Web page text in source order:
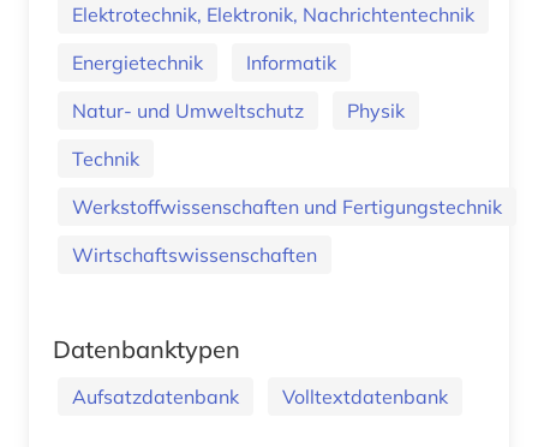
Elektrotechnik, Elektronik, Nachrichtentechnik
Energietechnik
Informatik
Natur- und Umweltschutz
Physik
Technik
Werkstoffwissenschaften und Fertigungstechnik
Wirtschaftswissenschaften
Datenbanktypen
Aufsatzdatenbank Volltextdatenbank